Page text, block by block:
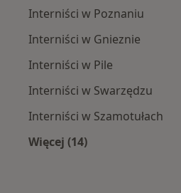
Interniści w Poznaniu
Interniści w Gnieznie
Interniści w Pile
Interniści w Swarzędzu
Interniści w Szamotułach
Więcej (14)